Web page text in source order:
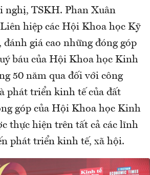
nghị, TSKH. Phan Xuân
hiệp các Hội Khoa học Kỹ
giá cao những đóng góp
báu của Hội Khoa học Kinh
50 năm qua đối với công
phát triển kinh tế của đất
góp của Hội Khoa học Kinh
thực hiện trên tất cả các lĩnh
phát triển kinh tế, xã hội.